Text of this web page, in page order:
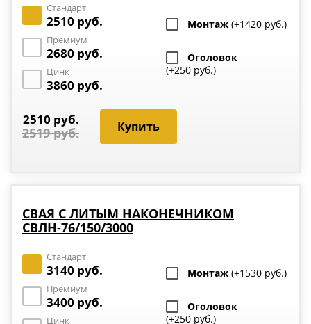
Стандарт
2510 руб.
Премиум
2680 руб.
Цинк
3860 руб.
Монтаж (+1420 руб.)
Оголовок
(+250 руб.)
2510 руб.
2519 руб.
СВАЯ С ЛИТЫМ НАКОНЕЧНИКОМ
СВЛН-76/150/3000
Стандарт
3140 руб.
Премиум
3400 руб.
Цинк
Монтаж (+1530 руб.)
Оголовок
(+250 руб.)